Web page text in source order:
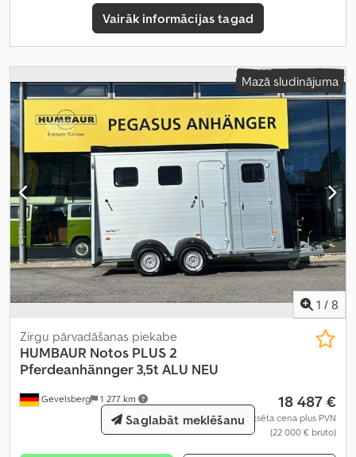
Vairāk informācijas tagad
Mazā sludinājuma
1 / 8
Gevelsberg 1 277 km
Zirgu pārvadāšanas piekabe
HUMBAUR Notos PLUS 2
Pferdeanhännger 3,5t ALU NEU
18 487 €
Fiksēta cena plus PVN
(22 000 € bruto)
Saglabāt meklēšanu